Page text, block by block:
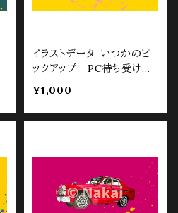
イラストデータ「いつかのピ
ックアップ PC待ち受け
¥1,000